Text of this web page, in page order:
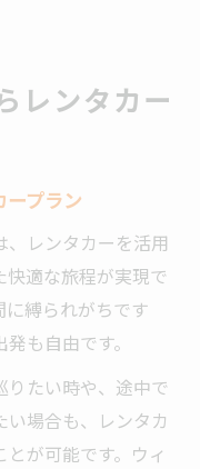
レンタカー
ープラン
レンタカーを活用
適な旅程が実現で
に縛られがちです
も自由です。
たい時や、途中で
場合も、レンタカ
が可能です。ウィ